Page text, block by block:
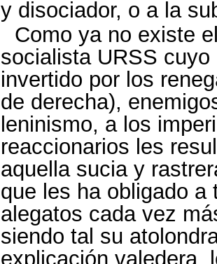
y disociador, o a la
Como ya no existe
socialista URSS
invertido por los
de derecha),
leninismo, a los
reaccionarios les
aquella sucia y
que les ha obligado a
alegatos cada vez
siendo tal su
explicación valedera,